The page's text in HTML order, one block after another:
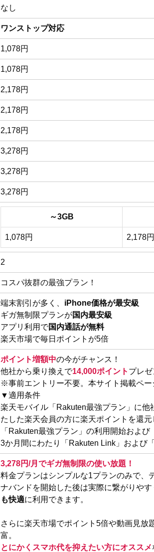
なし
ワンストップ対応
1,078円
1,078円
2,178円
2,178円
2,178円
3,278円
3,278円
3,278円
～3GB
1,078円 2,178円
2
コスパ抜群の最強プラン！
端末割引が多く、 iPhone価格が最安級
ギガ無制限プランが国内最安級
アプリ利用で国内通話が無料
楽天市場で毎日ポイントが5倍
ポイント増額中の今がチャンス！
他社から乗り換えで14,000ポイント プレゼ
※事前エントリー不要。本サイト掲載ペー
▼適用条件
楽天モバイル「Rakuten最強プラン」に
たした楽天会員の方に楽天ポイントを還元
「Rakuten最強プラン」の利用開始およ
3か月間にわたり「Rakuten Link」および
3,278円/月でギガ無制限の使い放題！
料金プランはシンプルな1プランのみで、
ナバンドを開始した後は実際に繋がりや
も快適に利用できます。
さらに楽天市場でポイント5倍や動画見放
富。
とにかくスマホ代を抑えたい方にオススメ